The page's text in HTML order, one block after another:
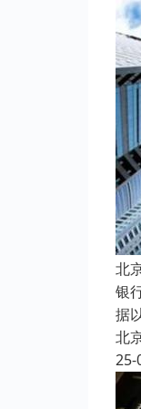
北
银
据
北
25-